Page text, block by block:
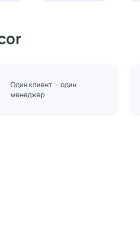
Один клиент — один
менеджер